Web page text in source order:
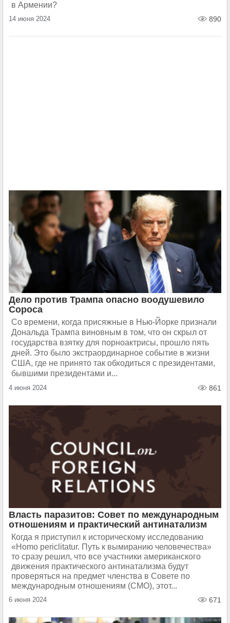
в Армении?
14 июня 2024 890
Дело против Трампа опасно воодушевило
Сороса
Со времени, когда присяжные в Нью-Йорке признали
Дональда Трампа виновным в том, что он скрыл от
государства взятку для порноактрисы, прошло пять
дней. Это было экстраординарное событие в жизни
США, где не принято так обходиться с президентами,
бывшими президентами и...
4 июня 2024 861
Власть паразитов: Совет по международным
отношениям и практический антинатализм
Когда я приступил к историческому исследованию
«Homo periclitatur. Путь к вымиранию человечества»
то сразу решил, что все участники американского
движения практического антинатализма будут
проверяться на предмет членства в Совете по
международным отношениям (СМО), этот...
6 июня 2024 671